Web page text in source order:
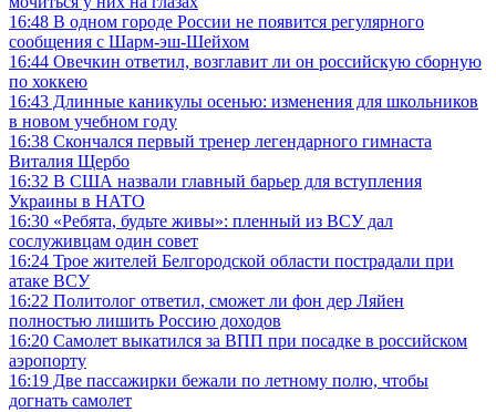
16:48 В одном городе России не появится регулярного
сообщения с Шарм-эш-Шейхом
16:44 Овечкин ответил, возглавит ли он российскую сборную
по хоккею
16:43 Длинные каникулы осенью: изменения для школьников
в новом учебном году
16:38 Скончался первый тренер легендарного гимнаста
Виталия Щербо
16:32 В США назвали главный барьер для вступления
Украины в НАТО
16:30 «Ребята, будьте живы»: пленный из ВСУ дал
сослуживцам один совет
16:24 Трое жителей Белгородской области пострадали при
атаке ВСУ
16:22 Политолог ответил, сможет ли фон дер Ляйен
полностью лишить Россию доходов
16:20 Самолет выкатился за ВПП при посадке в российском
аэропорту
16:19 Две пассажирки бежали по летному полю, чтобы
догнать самолет